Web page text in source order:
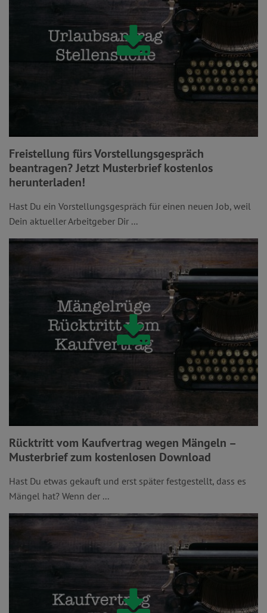
Freistellung fürs Vorstellungsgespräch
beantragen? Jetzt Musterbrief kostenlos
herunterladen!
Hast Du ein Vorstellungsgespräch für einen neuen Job, weil
Dein aktueller Arbeitgeber Dir ...
Rücktritt vom Kaufvertrag wegen Mängeln –
Musterbrief zum kostenlosen Download
Hast Du etwas gekauft und erst später festgestellt, dass es
Mängel hat? Wenn der ...